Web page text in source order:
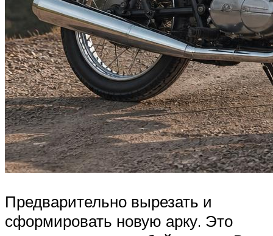
Предварительно вырезать и
сформировать новую арку. Это